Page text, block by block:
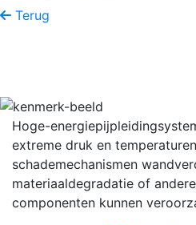
Terug
Hoge-
extreme druk en
schademechanismen
materiaaldegradatie of
componenten kunnen